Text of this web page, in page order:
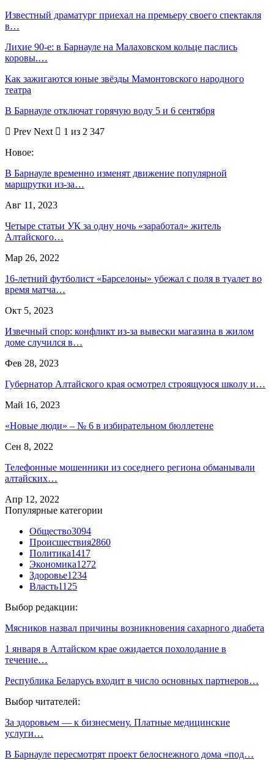
Известный драматург приехал на премьеру своего спектакля
в…
Лихие 90-е: в Барнауле на Малаховском кольце паслись
коровы.…
Как зажигаются юные звёзды Мамонтовского народного
театра
В Барнауле отключат горячую воду 5 и 6 сентября
Prev Next
1 из 2 347
Новое:
В Барнауле временно изменят движение популярной
маршрутки из-за…
Авг 11, 2023
Четыре статьи УК за одну ночь «заработал» житель
Алтайского…
Мар 26, 2022
16-летний футболист «Барселоны» убежал с поля в туалет во
время матча…
Окт 5, 2023
Извечный спор: конфликт из-за вывески магазина в жилом
доме случился в…
Фев 28, 2023
Губернатор Алтайского края осмотрел строящуюся школу и…
Май 16, 2023
«Новые люди» – № 6 в избирательном бюллетене
Сен 8, 2022
Телефонные мошенники из соседнего региона обманывали
алтайских…
Апр 12, 2022
Популярные категории
Общество3094
Происшествия2860
Политика1417
Экономика1272
Здоровье1234
Власть1125
Выбор редакции:
Мясников назвал причины возникновения сахарного диабета
1 января в Алтайском крае ожидается похолодание в
течение…
Республика Беларусь входит в число основных партнеров…
Выбор читателей:
За здоровьем — к бизнесмену. Платные медицинские
услуги…
В Барнауле пересмотрят проект белоснежного дома «под…